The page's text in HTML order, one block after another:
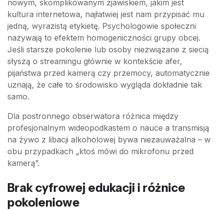
nowym, skomplikowanym zjawiskiem, jakim jest
kultura internetowa, najłatwiej jest nam przypisać mu
jedną, wyrazistą etykietę. Psychologowie społeczni
nazywają to efektem homogeniczności grupy obcej.
Jeśli starsze pokolenie lub osoby niezwiązane z siecią
słyszą o streamingu głównie w kontekście afer,
pijaństwa przed kamerą czy przemocy, automatycznie
uznają, że całe to środowisko wygląda dokładnie tak
samo.
Dla postronnego obserwatora różnica między
profesjonalnym wideopodkastem o nauce a transmisją
na żywo z libacji alkoholowej bywa niezauważalna – w
obu przypadkach „ktoś mówi do mikrofonu przed
kamerą”.
Brak cyfrowej edukacji i różnice
pokoleniowe